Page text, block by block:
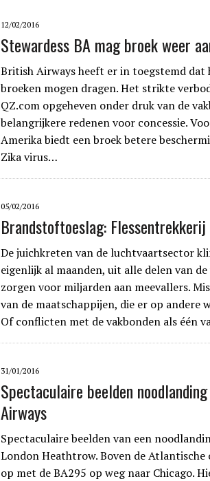
12/02/2016
Stewardess BA mag broek weer
British Airways heeft er in toegstemd dat
broeken mogen dragen. Het strikte
QZ.com opgeheven onder druk van de
belangrijkere redenen voor concessie.
Amerika biedt een broek betere
Zika virus…
05/02/2016
Brandstoftoeslag: Flessentrekkerij
De juichkreten van de luchtvaartsector
eigenlijk al maanden, uit alle delen van
zorgen voor miljarden aan meevallers.
van de maatschappijen, die er op andere
Of conflicten met de vakbonden als één
31/01/2016
Spectaculaire beelden
Airways
Spectaculaire beelden van een
London Heathtrow. Boven de
op met de BA295 op weg naar Chicago.